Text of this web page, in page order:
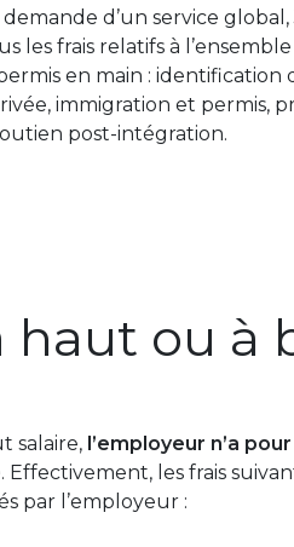
d’un service
les frais relatifs à
en main : identification
immigration et permis,
post-intégration.
haut ou à
salaire, l’employeur n’a
. Effectivement, les frais
par l’employeur :